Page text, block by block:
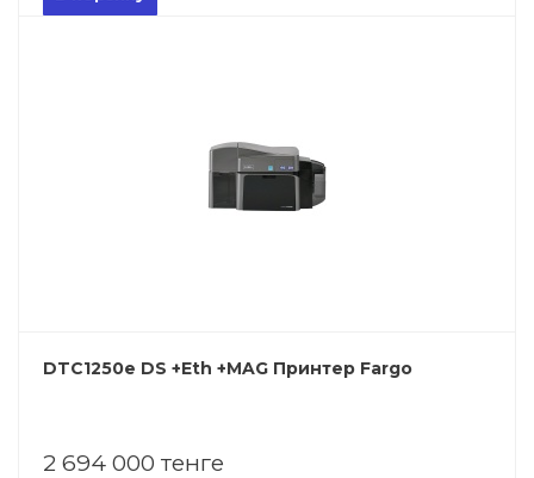
DTC1250e DS +Eth +MAG Принтер Fargo
2 694 000 тенге